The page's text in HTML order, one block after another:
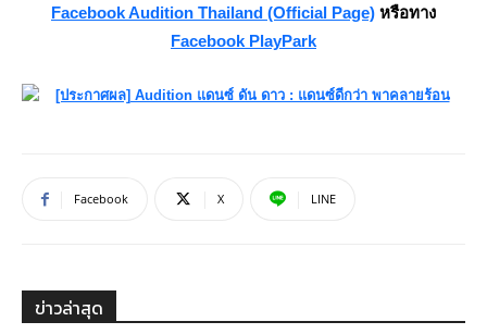
Facebook Audition Thailand (Official Page) หรือทาง
Facebook PlayPark
Facebook X LINE
ข่าวล่าสุด